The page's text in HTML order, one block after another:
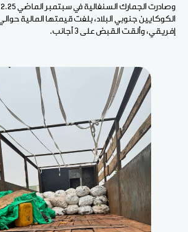
إفريقي، وألقت القبض على 3 أجانب.